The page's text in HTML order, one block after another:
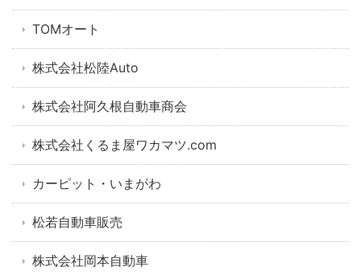
TOMオート
株式会社松陸Auto
株式会社阿久根自動車商会
株式会社くるま屋ワカマツ.com
カーピット・いまがわ
松若自動車販売
株式会社岡本自動車